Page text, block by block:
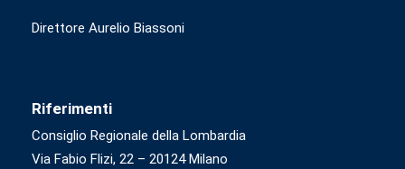
Direttore Aurelio Biassoni
Riferimenti
Consiglio Regionale della Lombardia
Via Fabio Flizi, 22 – 20124 Milano